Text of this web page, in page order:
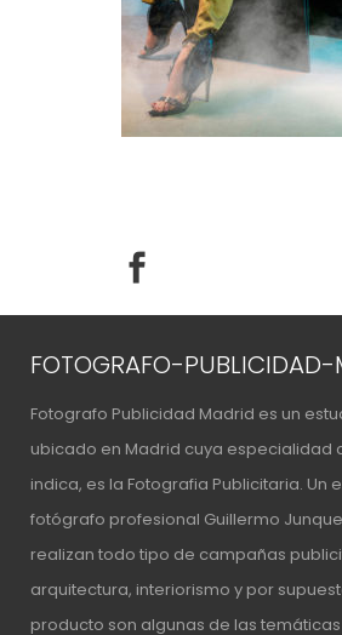
FOTOGRAFO-PUBLICIDAD-
Fotografo Publicidad Madrid es un
ubicado en Madrid cuya especialidad
indica, es la Fotografia Publicitaria. Un
fotógrafo profesional Guillermo
realizan todo tipo de campañas
arquitectura, interiorismo y por
producto son algunas de las